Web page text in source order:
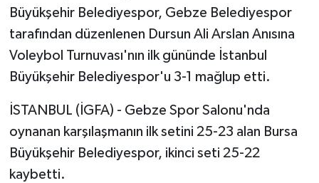
Büyükşehir Belediyespor, Gebze Belediyespor
tarafından düzenlenen Dursun Ali Arslan Anısına
Voleybol Turnuvası'nın ilk gününde İstanbul
Büyükşehir Belediyespor'u 3-1 mağlup etti.
İSTANBUL (İGFA) - Gebze Spor Salonu'nda
oynanan karşılaşmanın ilk setini 25-23 alan Bursa
Büyükşehir Belediyespor, ikinci seti 25-22
kaybetti.